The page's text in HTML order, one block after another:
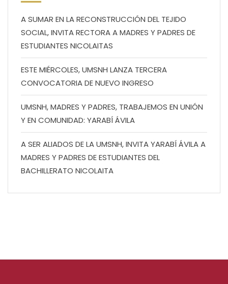
A SUMAR EN LA RECONSTRUCCIÓN DEL TEJIDO
SOCIAL, INVITA RECTORA A MADRES Y PADRES DE
ESTUDIANTES NICOLAITAS
ESTE MIÉRCOLES, UMSNH LANZA TERCERA
CONVOCATORIA DE NUEVO INGRESO
UMSNH, MADRES Y PADRES, TRABAJEMOS EN UNIÓN
Y EN COMUNIDAD: YARABÍ ÁVILA
A SER ALIADOS DE LA UMSNH, INVITA YARABÍ ÁVILA A
MADRES Y PADRES DE ESTUDIANTES DEL
BACHILLERATO NICOLAITA